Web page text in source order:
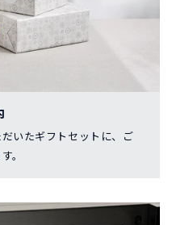
いたギフトセットに、ご
。